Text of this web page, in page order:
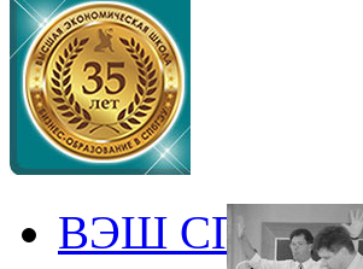
ВЭШ СПбГЭУ